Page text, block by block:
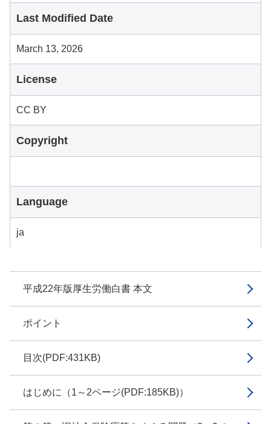
平成22年版厚生労働白書 本文
ポイント
目次(PDF:431KB)
はじめに（1～2ページ(PDF:185KB)）
Last Modified Date
March 13, 2026
License
CC BY
Copyright
Language
ja